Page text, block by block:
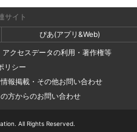
サイト
ぴあ(アプリ&Web)
アクセスデータの利用・著作権等
リシー
報掲載・その他お問い合わせ
方からのお問い合わせ
All Rights Reserved.